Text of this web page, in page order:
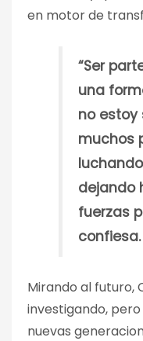
en motor de
“Ser
una
no estoy
muchos
dejando
fuerzas
confiesa.
Mirando al futuro,
investigando,
nuevas